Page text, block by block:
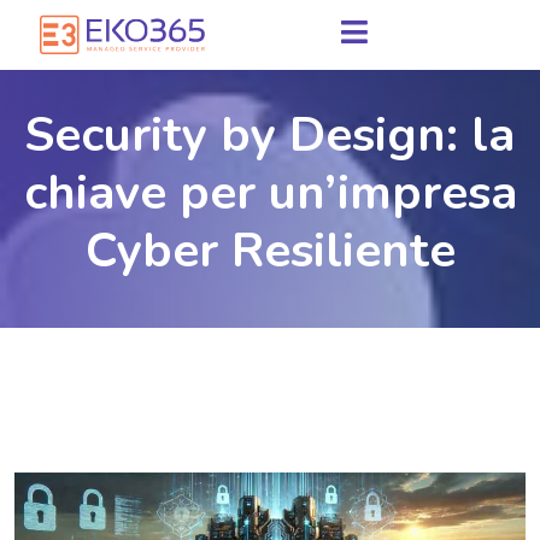
Security by Design: la
chiave per un’impresa
Cyber Resiliente